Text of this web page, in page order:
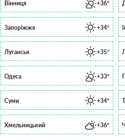
Вінниця +36°
Запоріжжя +34°
Луганськ +35°
Одеса +33°
Суми +34°
Хмельницький +36°